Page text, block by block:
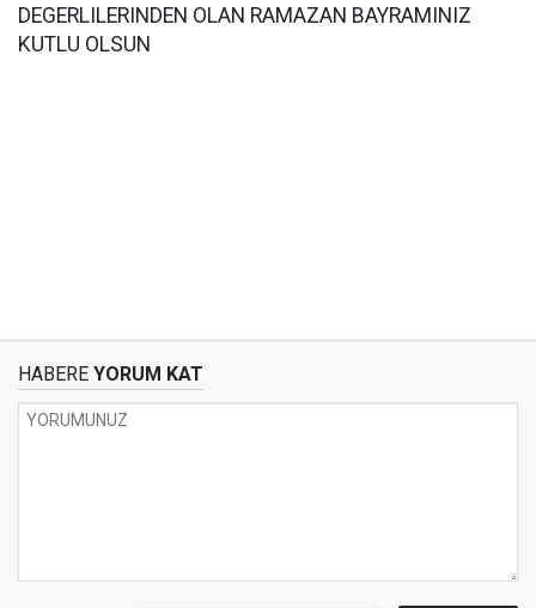
DEGERLILERINDEN OLAN RAMAZAN BAYRAMINIZ
KUTLU OLSUN
HABERE YORUM KAT